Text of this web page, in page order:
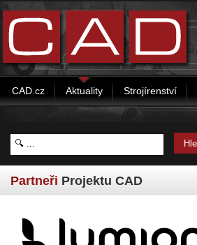
CAD.cz Aktuality Strojírenství
Partneři Projektu CAD